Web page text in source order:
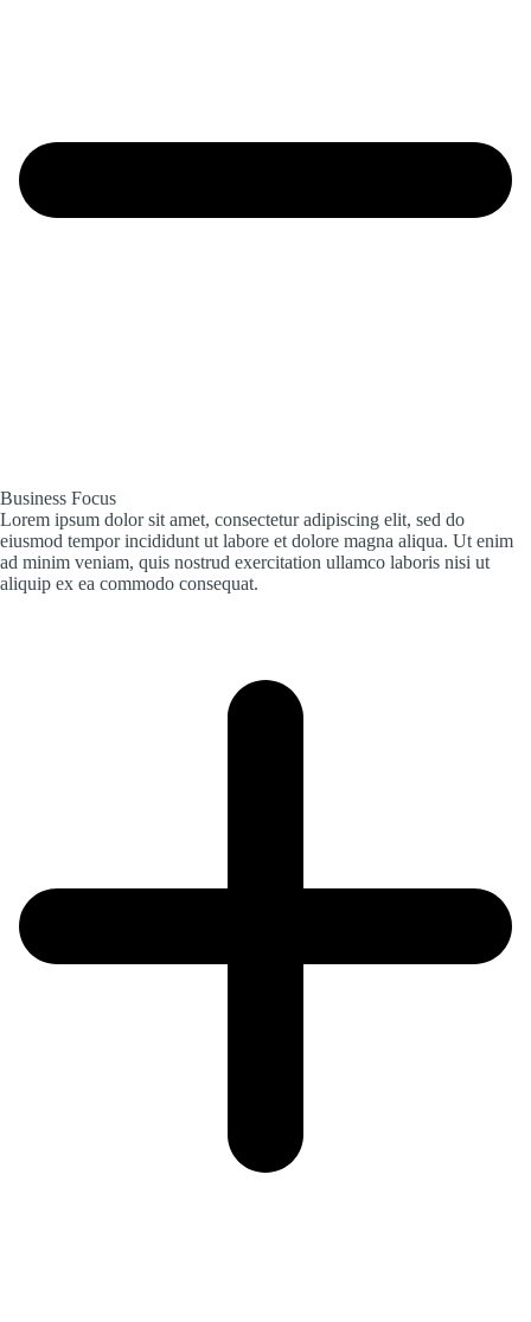
Business Focus
Lorem ipsum dolor sit amet, consectetur adipiscing elit, sed do
eiusmod tempor incididunt ut labore et dolore magna aliqua. Ut enim
ad minim veniam, quis nostrud exercitation ullamco laboris nisi ut
aliquip ex ea commodo consequat.